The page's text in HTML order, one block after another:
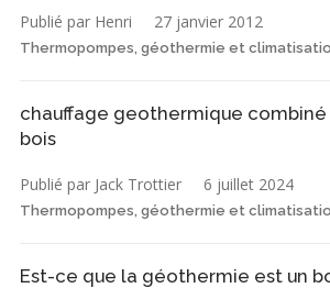
Publié par Henri 27 janvier 2012
Thermopompes, géothermie et
chauffage geothermique combiné
bois
Publié par Jack Trottier 6 juillet 2024
Thermopompes, géothermie et
Est-ce que la géothermie est un